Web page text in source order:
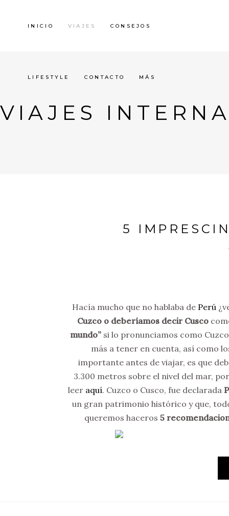
INICIO VIAJES CONSEJOS
LIFESTYLE CONTACTO MÁS
VIAJES
5
Hacía mucho que no hablaba de Perú
Cuzco o deberíamos decir Cusco
mundo”si lo pronunciamos como
más a tener en cuenta, así como
importante antes de viajar, es que
3.300 metros sobre el nivel del mar,
leer aquí. Cuzco o Cusco, fue declarada
un gran patrimonio histórico y que,
queremos haceros 5